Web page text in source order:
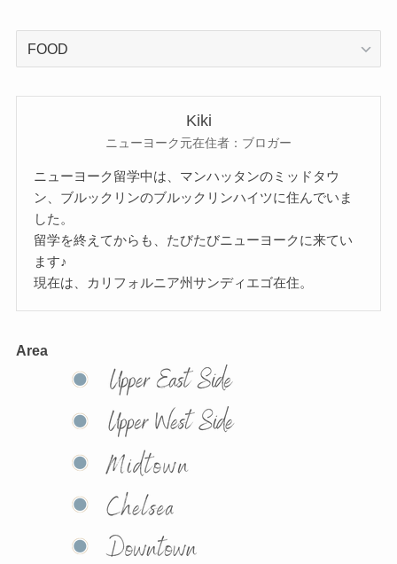
Kiki
ニューヨーク元在住者：ブロガー
ニューヨーク留学中は、マンハッタンのミッドタウ
ン、ブルックリンのブルックリンハイツに住んでいま
した。
留学を終えてからも、たびたびニューヨークに来てい
ます♪
現在は、カリフォルニア州サンディエゴ在住。
Area